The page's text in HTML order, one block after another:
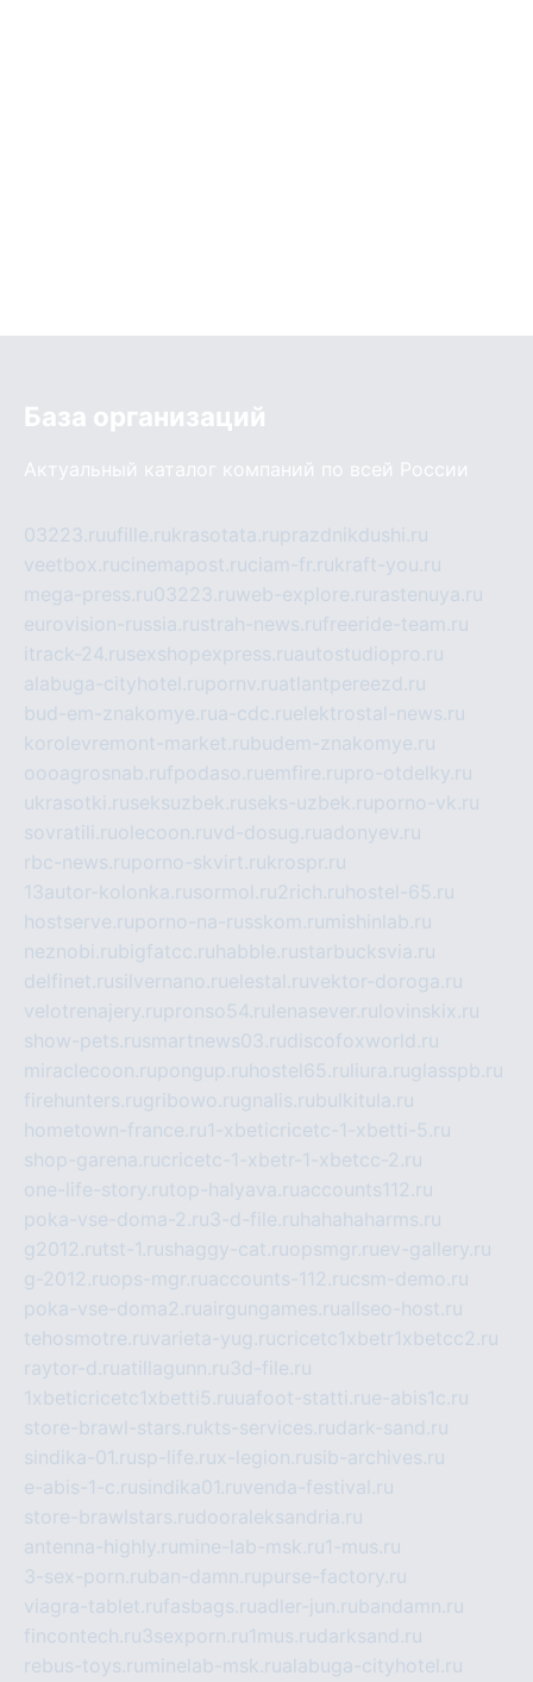
База организаций
Актуальный каталог компаний по всей России
03223.ruufille.rukrasotata.ruprazdnikdushi.ru
veetbox.rucinemapost.ruciam-fr.rukraft-you.ru
mega-press.ru03223.ruweb-explore.ru rastenuya.ru
eurovision-russia.rustrah-news.rufreeride-team.ru
itrack-24.rusexshopexpress.ruautostudiopro.ru
alabuga-cityhotel.rupornv.ruatlantpereezd.ru
bud-em-znakomye.rua-cdc.ruelektrostal-news.ru
korolevremont-market.rubudem-znakomye.ru
oooagrosnab.rufpodaso.ruemfire.rupro-otdelky.ru
ukrasotki.ruseksuzbek.ruseks-uzbek.ruporno-vk.ru
sovratili.ruolecoon.ruvd-dosug.ruadonyev.ru
rbc-news.ruporno-skvirt.rukrospr.ru
13autor-kolonka.rusormol.ru2rich.ru hostel-65.ru
hostserve.ruporno-na-russkom.ru mishinlab.ru
neznobi.rubigfatcc.ru habble.rustarbucksvia.ru
delfinet.rusilvernano.ruelestal.ruvektor-doroga.ru
velotrenajery.rupronso54.ru lenasever.ru lovinskix.ru
show-pets.rusmartnews03.rudiscofoxworld.ru
miraclecoon.rupongup.ru hostel65.ru liura.ruglasspb.ru
firehunters.rugribowo.rugnalis.rubulkitula.ru
hometown-france.ru1-xbeticricetc-1-xbetti-5.ru
shop-garena.rucricetc-1-xbetr-1-xbetcc-2.ru
one-life-story.rutop-halyava.ruaccounts112.ru
poka-vse-doma-2.ru3-d-file.ru hahahaharms.ru
g2012.rutst-1.rushaggy-cat.ruopsmgr.ruev-gallery.ru
g-2012.ruops-mgr.ruaccounts-112.rucsm-demo.ru
poka-vse-doma2.ruairgungames.ruallseo-host.ru
tehosmotre.ruvarieta-yug.rucricetc1xbetr1xbetcc2.ru
raytor-d.ruatillagunn.ru3d-file.ru
1xbeticricetc1xbetti5.ruuafoot-statti.rue-abis1c.ru
store-brawl-stars.rukts-services.rudark-sand.ru
sindika-01.rusp-life.rux-legion.rusib-archives.ru
e-abis-1-c.rusindika01.ruvenda-festival.ru
store-brawlstars.rudooraleksandria.ru
antenna-highly.ru mine-lab-msk.ru1-mus.ru
3-sex-porn.ruban-damn.rupurse-factory.ru
viagra-tablet.rufasbags.ruadler-jun.rubandamn.ru
fincontech.ru3sexporn.ru1mus.rudarksand.ru
rebus-toys.ru minelab-msk.rualabuga-cityhotel.ru